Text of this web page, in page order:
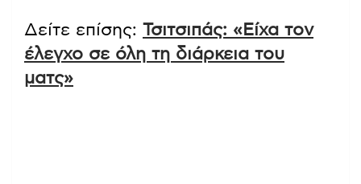
Δείτε επίσης: Τσιτσιπάς: «Είχα τον
έλεγχο σε όλη τη διάρκεια του
ματς»